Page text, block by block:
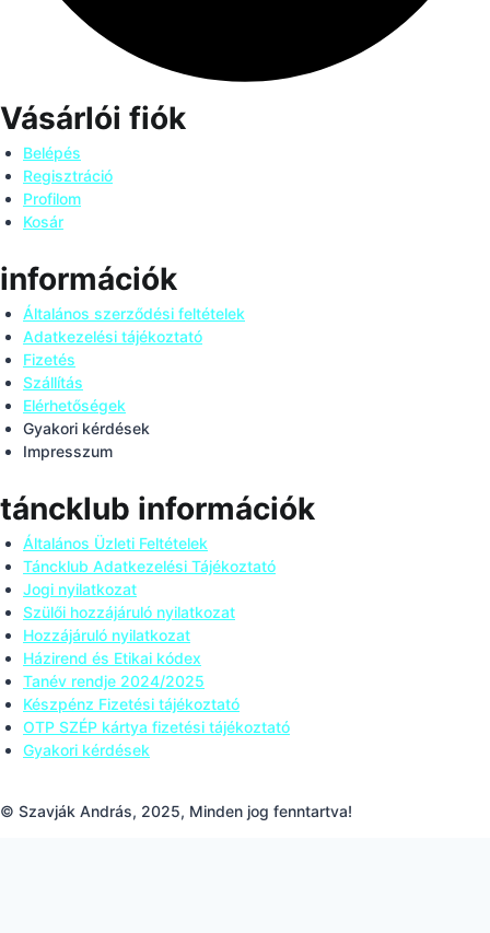
Vásárlói fiók
Belépés
Regisztráció
Profilom
Kosár
információk
Általános szerződési feltételek
Adatkezelési tájékoztató
Fizetés
Szállítás
Elérhetőségek
Gyakori kérdések
Impresszum
táncklub információk
Általános Üzleti Feltételek
Táncklub Adatkezelési Tájékoztató
Jogi nyilatkozat
Szülői hozzájáruló nyilatkozat
Hozzájáruló nyilatkozat
Házirend és Etikai kódex
Tanév rendje 2024/2025
Készpénz Fizetési tájékoztató
OTP SZÉP kártya fizetési tájékoztató
Gyakori kérdések
© Szavják András, 2025, Minden jog fenntartva!